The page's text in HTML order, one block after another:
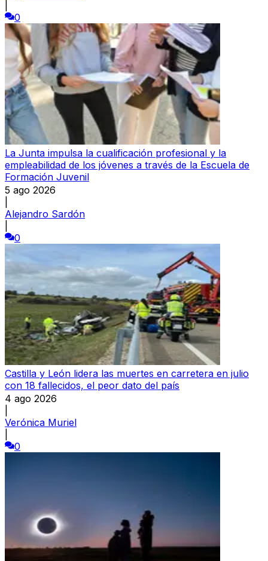
0
La Junta impulsa la cualificación profesional y la
empleabilidad de los jóvenes a través de la Escuela de
Formación Juvenil
5 ago 2026
Alejandro Sardón
0
Castilla y León lidera las muertes en carretera en julio
con 18 fallecidos, el peor dato del país
4 ago 2026
Verónica Muriel
0